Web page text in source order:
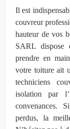
Il est
couvreur
hauteur de vos
SARL dispose
prendre en
votre toiture ait
techniciens
isolation par
convenances.
perdus, la